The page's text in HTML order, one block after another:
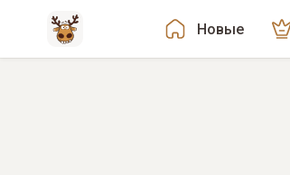
Новые